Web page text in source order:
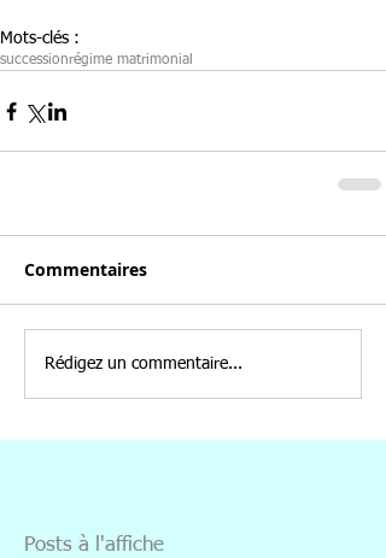
Mots-clés :
successionrégime matrimonial
Commentaires
Rédigez un commentaire...
Posts à l'affiche